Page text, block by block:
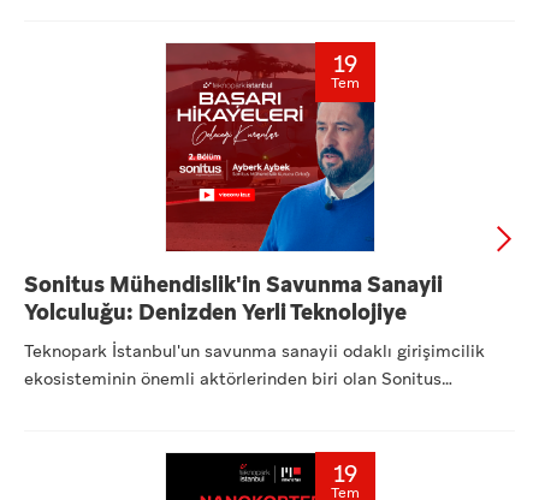
19
Tem
Sonitus Mühendislik'in Savunma Sanayii
Yolculuğu: Denizden Yerli Teknolojiye
Teknopark İstanbul'un savunma sanayii odaklı girişimcilik
ekosisteminin önemli aktörlerinden biri olan Sonitus
19
Tem